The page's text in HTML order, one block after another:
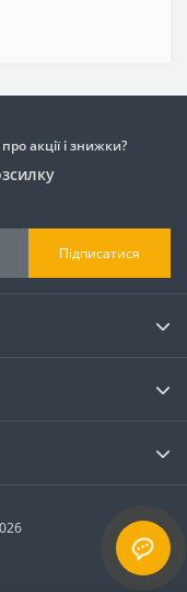
акції і знижки?
Підписатися